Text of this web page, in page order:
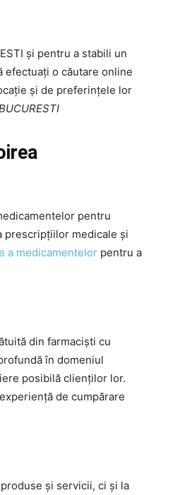
și pentru a stabili un
efectuați o căutare online
și de preferințele lor
pentru
prescripțiilor medicale și
a medicamentelor pentru a
din farmaciști cu
în domeniul
posibilă clienților lor.
de cumpărare
și servicii, ci și la